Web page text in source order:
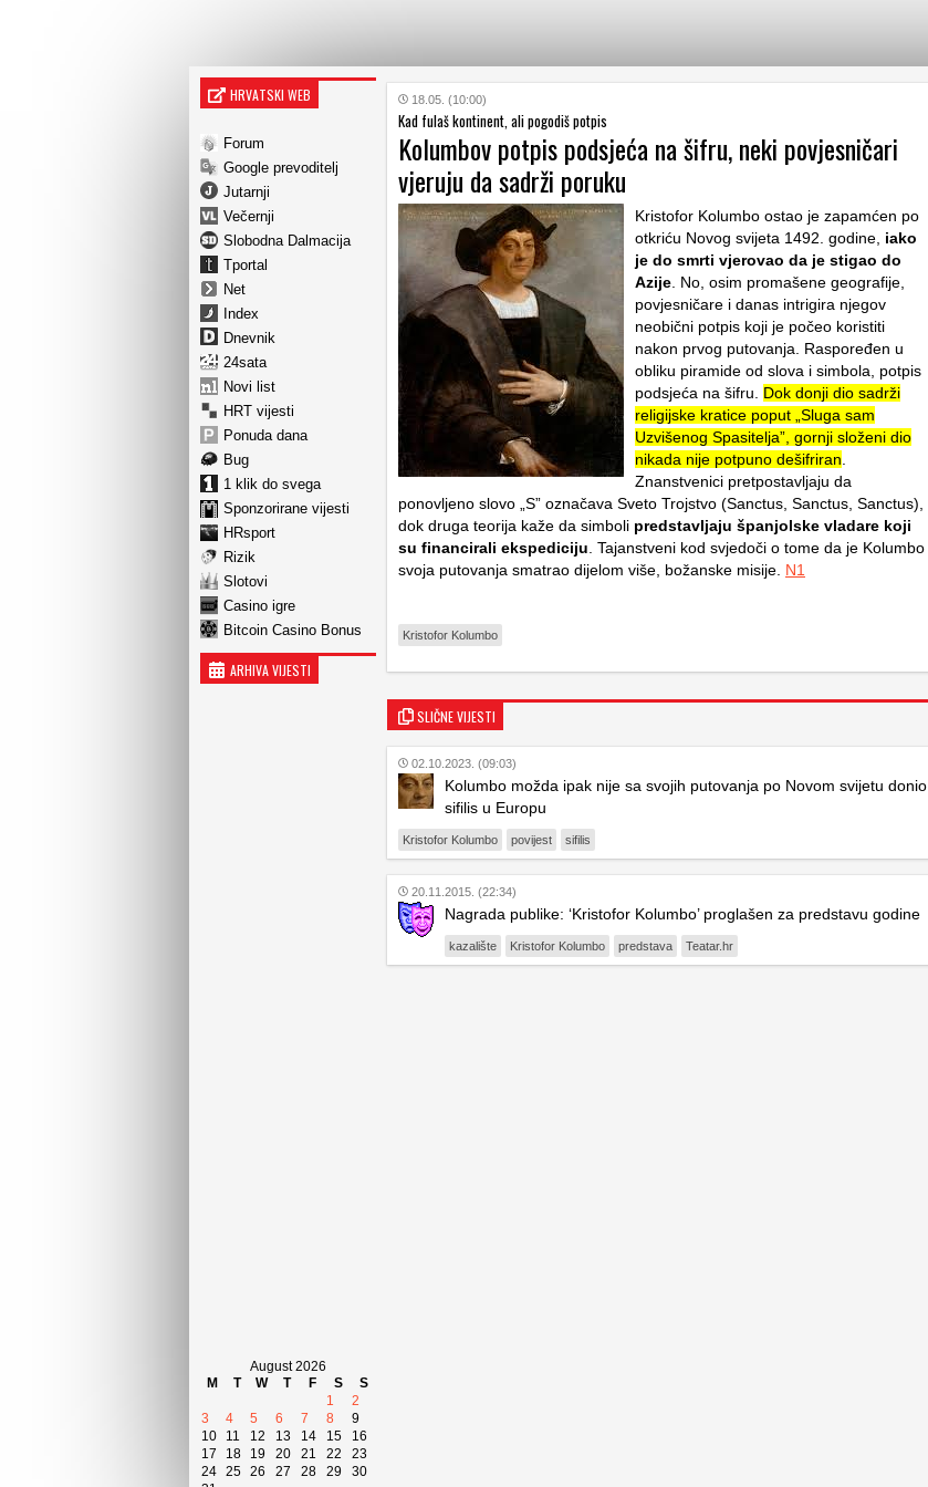
HRVATSKI WEB
Forum
Google prevoditelj
Jutarnji
Večernji
Slobodna Dalmacija
Tportal
Net
Index
Dnevnik
24sata
Novi list
HRT vijesti
Ponuda dana
Bug
1 klik do svega
Sponzorirane vijesti
HRsport
Rizik
Slotovi
Casino igre
Bitcoin Casino Bonus
ARHIVA VIJESTI
August 2026
M
T W T F S
S
1
2
3
4 5 6 7 8
9
10
11 12 13 14 15
16
17
18 19 20 21 22
23
24 25 26 27 28 29
30
18.05. (10:00)
Kad fulaš kontinent, ali pogodiš potpis
Kolumbov potpis podsjeća na šifru, neki povjesničari
vjeruju da sadrži poruku
Kristofor Kolumbo ostao je zapamćen po
otkriću Novog svijeta 1492. godine, iako
je do smrti vjerovao da je stigao do
Azije . No, osim promašene geografije,
povjesničare i danas intrigira njegov
neobični potpis koji je počeo koristiti
nakon prvog putovanja. Raspoređen u
obliku piramide od slova i simbola, potpis
podsjeća na šifru. Dok donji dio sadrži
religijske kratice poput „Sluga sam
Uzvišenog Spasitelja”, gornji složeni dio
nikada nije potpuno dešifriran
Znanstvenici pretpostavljaju da
ponovljeno slovo „S” označava Sveto Trojstvo (Sanctus, Sanctus, Sanctus),
dok druga teorija kaže da simboli predstavljaju španjolske vladare koji
su financirali ekspediciju . Tajanstveni kod svjedoči o tome da je Kolumbo
svoja putovanja smatrao dijelom više, božanske misije. N1
Kristofor Kolumbo
SLIČNE VIJESTI
02.10.2023. (09:03)
Kolumbo možda ipak nije sa svojih putovanja po Novom svijetu donio
sifilis u Europu
Kristofor Kolumbo povijest sifilis
20.11.2015. (22:34)
Nagrada publike: ‘Kristofor Kolumbo’ proglašen za predstavu godine
kazalište Kristofor Kolumbo predstava Teatar.hr